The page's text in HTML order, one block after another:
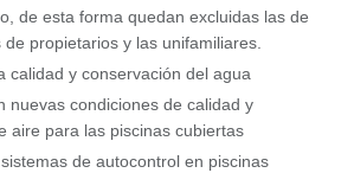
de esta forma quedan excluidas las de
propietarios y las unifamiliares.
calidad y conservación del agua
nuevas condiciones de calidad y
aire para las piscinas cubiertas
de autocontrol en piscinas